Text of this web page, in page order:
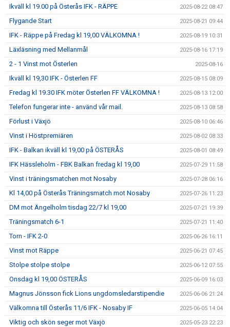
Ikväll kl 19.00 på Österås IFK - RÄPPE 2025-08-22 08:47
Flygande Start 2025-08-21 09:44
IFK - Räppe på Fredag kl 19,00 VÄLKOMNA ! 2025-08-19 10:31
Läxläsning med Mellanmål 2025-08-16 17:19
2 - 1 Vinst mot Österlen 2025-08-16
Ikväll kl 19,30 IFK - Österlen FF 2025-08-15 08:09
Fredag kl 19.30 IFK möter Österlen FF VÄLKOMNA ! 2025-08-13 12:00
Telefon fungerar inte - använd vår mail. 2025-08-13 08:58
Förlust i Växjö 2025-08-10 06:46
Vinst i Höstpremiären 2025-08-02 08:33
IFK - Balkan ikväll kl 19,00 på ÖSTERÅS 2025-08-01 08:49
IFK Hässleholm - FBK Balkan fredag kl 19,00 2025-07-29 11:58
Vinst i träningsmatchen mot Nosaby 2025-07-28 06:16
Kl 14,00 på Österås Träningsmatch mot Nosaby 2025-07-26 11:23
DM mot Ängelholm tisdag 22/7 kl 19,00 2025-07-21 19:39
Träningsmatch 6-1 2025-07-21 11:40
Torn - IFK 2-0 2025-06-26 16:11
Vinst mot Räppe 2025-06-21 07:45
Stolpe stolpe stolpe 2025-06-12 07:55
Onsdag kl 19,00 ÖSTERÅS 2025-06-09 16:03
Magnus Jönsson fick Lions ungdomsledarstipendie 2025-06-06 21:24
Välkomna till Österås 11/6 IFK - Nosaby IF 2025-06-05 14:04
Viktig och skön seger mot Växjö 2025-05-23 22:23